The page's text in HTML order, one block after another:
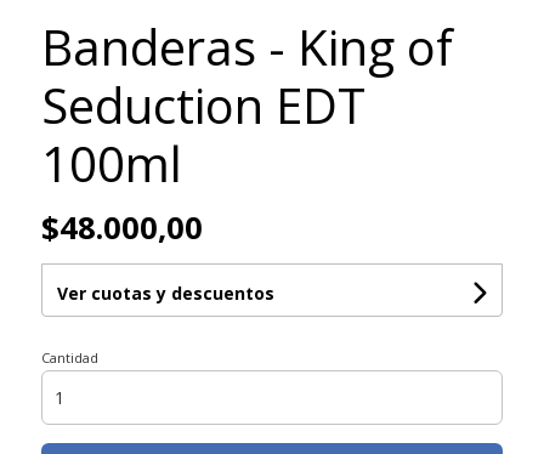
Banderas - King of
Seduction EDT
100ml
$48.000,00
Ver cuotas y descuentos
Cantidad